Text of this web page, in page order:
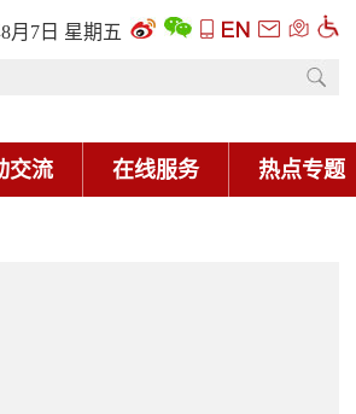
月7日 星期五
交流 在线服务 热点专题